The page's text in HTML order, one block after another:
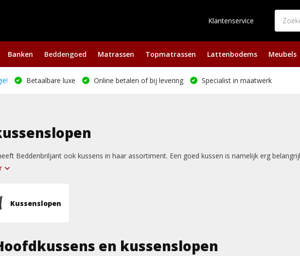
Klantenservice
Banken Beddengoed Matrassen Topmatrassen Lattenbodems Meubels
Betaalbare luxe Online betalen of bij levering Specialist in maatwerk
Beddenbriljant ook kussens in haar assortiment. Een goed kussen is namelijk erg
Kussenslopen
en kussenslopen